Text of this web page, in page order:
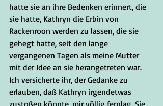
hatte sie an ihre Bedenken erinnert, die
sie hatte, Kathryn die Erbin von
Rackenroon werden zu lassen, die sie
gehegt hatte, seit den lange
vergangenen Tagen als meine Mutter
mit der Idee an sie herangetreten war.
Ich versicherte ihr, der Gedanke zu
erlauben, daß Kathryn irgendetwas
zustoßen könnte, mir völlig fernlag. Sie